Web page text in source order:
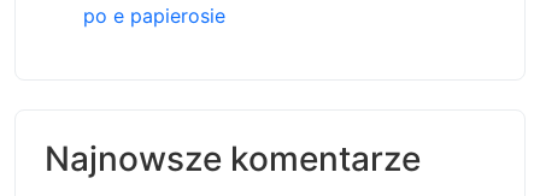
po e papierosie
Najnowsze komentarze